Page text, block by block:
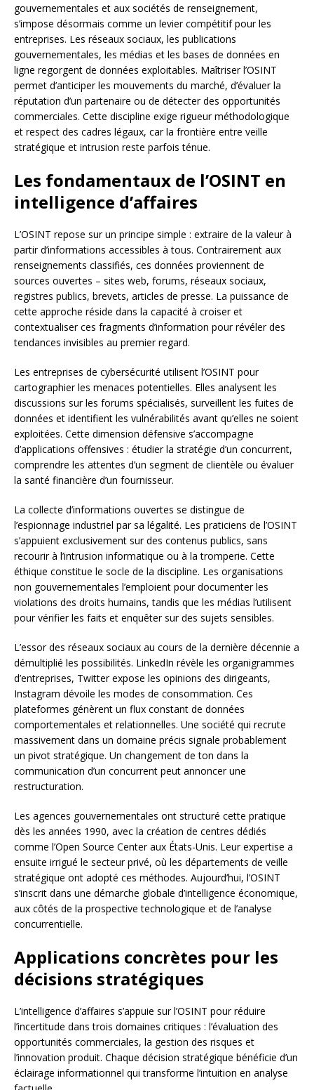
gouvernementales et aux sociétés de renseignement,
s’impose désormais comme un levier compétitif pour les
entreprises. Les réseaux sociaux, les publications
gouvernementales, les médias et les bases de données en
ligne regorgent de données exploitables. Maîtriser l’OSINT
permet d’anticiper les mouvements du marché, d’évaluer la
réputation d’un partenaire ou de détecter des opportunités
commerciales. Cette discipline exige rigueur méthodologique
et respect des cadres légaux, car la frontière entre veille
stratégique et intrusion reste parfois ténue.
Les fondamentaux de l’OSINT en
intelligence d’affaires
L’OSINT repose sur un principe simple : extraire de la valeur à
partir d’informations accessibles à tous. Contrairement aux
renseignements classifiés, ces données proviennent de
sources ouvertes – sites web, forums, réseaux sociaux,
registres publics, brevets, articles de presse. La puissance de
cette approche réside dans la capacité à croiser et
contextualiser ces fragments d’information pour révéler des
tendances invisibles au premier regard.
Les entreprises de cybersécurité utilisent l’OSINT pour
cartographier les menaces potentielles. Elles analysent les
discussions sur les forums spécialisés, surveillent les fuites de
données et identifient les vulnérabilités avant qu’elles ne soient
exploitées. Cette dimension défensive s’accompagne
d’applications offensives : étudier la stratégie d’un concurrent,
comprendre les attentes d’un segment de clientèle ou évaluer
la santé financière d’un fournisseur.
La collecte d’informations ouvertes se distingue de
l’espionnage industriel par sa légalité. Les praticiens de l’OSINT
s’appuient exclusivement sur des contenus publics, sans
recourir à l’intrusion informatique ou à la tromperie. Cette
éthique constitue le socle de la discipline. Les organisations
non gouvernementales l’emploient pour documenter les
violations des droits humains, tandis que les médias l’utilisent
pour vérifier les faits et enquêter sur des sujets sensibles.
L’essor des réseaux sociaux au cours de la dernière décennie a
démultiplié les possibilités. LinkedIn révèle les organigrammes
d’entreprises, Twitter expose les opinions des dirigeants,
Instagram dévoile les modes de consommation. Ces
plateformes génèrent un flux constant de données
comportementales et relationnelles. Une société qui recrute
massivement dans un domaine précis signale probablement
un pivot stratégique. Un changement de ton dans la
communication d’un concurrent peut annoncer une
restructuration.
Les agences gouvernementales ont structuré cette pratique
dès les années 1990, avec la création de centres dédiés
comme l’Open Source Center aux États-Unis. Leur expertise a
ensuite irrigué le secteur privé, où les départements de veille
stratégique ont adopté ces méthodes. Aujourd’hui, l’OSINT
s’inscrit dans une démarche globale d’intelligence économique,
aux côtés de la prospective technologique et de l’analyse
concurrentielle.
Applications concrètes pour les
décisions stratégiques
L’intelligence d’affaires s’appuie sur l’OSINT pour réduire
l’incertitude dans trois domaines critiques : l’évaluation des
opportunités commerciales, la gestion des risques et
l’innovation produit. Chaque décision stratégique bénéficie d’un
éclairage informationnel qui transforme l’intuition en analyse